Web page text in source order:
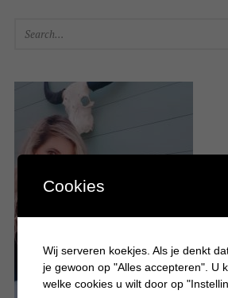
Cookies
Wij serveren koekjes. Als je denkt
je gewoon op "Alles accepteren". U
welke cookies u wilt door op